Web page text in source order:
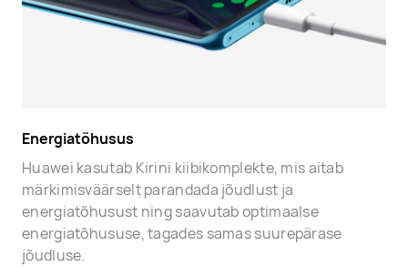
Energiatõhusus
Huawei kasutab Kirini kiibikomplekte, mis aitab
märkimisväärselt parandada jõudlust ja
energiatõhusust ning saavutab optimaalse
energiatõhususe, tagades samas suurepärase
jõudluse.